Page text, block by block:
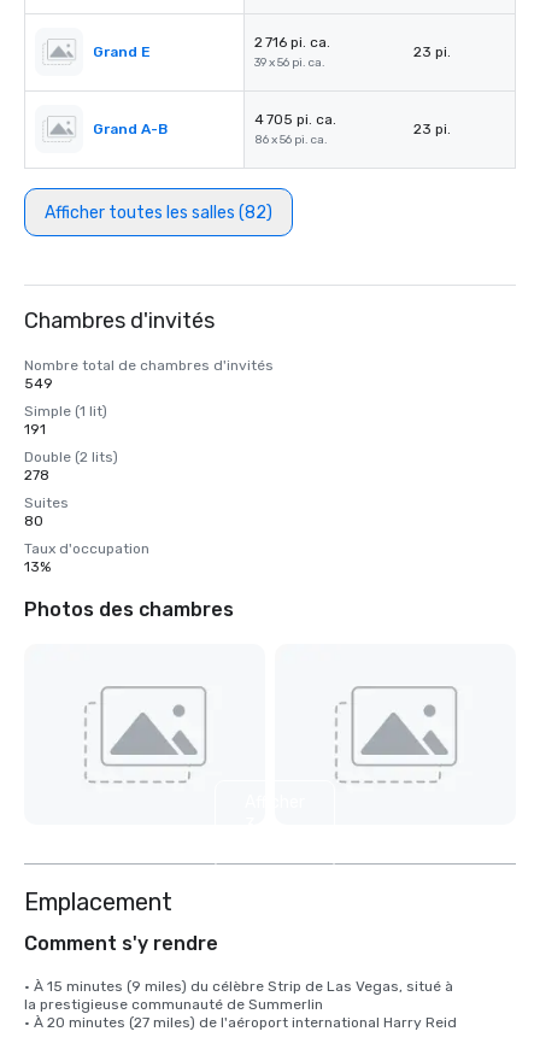
Grand E
2 716 pi. ca.
39 x 56 pi. ca.
23 pi.
Grand A-B
4 705 pi. ca.
86 x 56 pi. ca.
23 pi.
Afficher toutes les salles (82)
Chambres d'invités
Nombre total de chambres d'invités
549
Simple (1 lit)
191
Double (2 lits)
278
Suites
80
Taux d'occupation
13%
Photos des chambres
Emplacement
Comment s'y rendre
• À 15 minutes (9 miles) du célèbre Strip de Las Vegas, situé à
la prestigieuse communauté de Summerlin
• À 20 minutes (27 miles) de l'aéroport international Harry Reid